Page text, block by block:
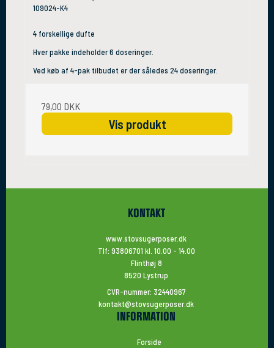
109024-K4
4 forskellige dufte
Hver pakke indeholder 6 doseringer.
Ved køb af 4-pak tilbudet er der således 24 doseringer.
79,00 DKK
Vis produkt
KONTAKT
www.stovsugerposer.dk
Tlf: 93806701 kl. 10.00 - 14.00
Flinthøj 8
8520 Lystrup
CVR-nummer: 32440967
kontakt@stovsugerposer.dk
INFORMATION
Forside